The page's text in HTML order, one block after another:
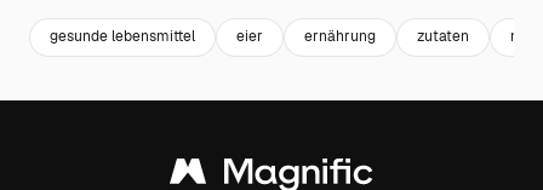
gesunde lebensmittel eier ernährung zutaten